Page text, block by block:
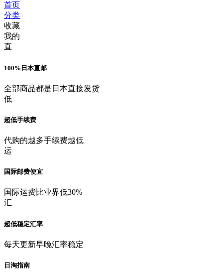
首页
分类
收藏
我的
直
100%日本直邮
全部商品都是日本直接发货
低
超低手续费
代购的越多手续费越低
运
国际邮费便宜
国际运费比业界低30%
汇
超低稳定汇率
每天更新早晚汇率稳定
日淘指南